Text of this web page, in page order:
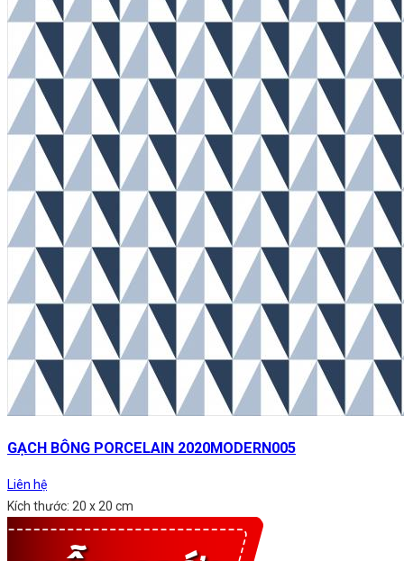
GẠCH BÔNG PORCELAIN 2020MODERN005
Liên hệ
Kích thước: 20 x 20 cm